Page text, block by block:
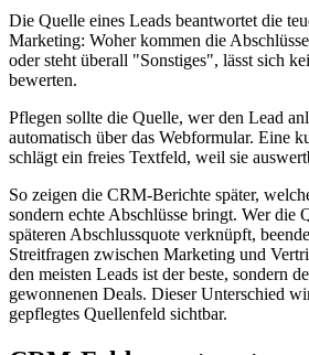
Die Quelle eines Leads beantwortet die
Marketing: Woher kommen die
oder steht überall "Sonstiges", lässt sich
bewerten.
Pflegen sollte die Quelle, wer den Lead
automatisch über das Webformular. Eine
schlägt ein freies Textfeld, weil sie
So zeigen die CRM-Berichte später,
sondern echte Abschlüsse bringt. Wer die
späteren Abschlussquote verknüpft,
Streitfragen zwischen Marketing und
den meisten Leads ist der beste, sondern
gewonnenen Deals. Dieser Unterschied
gepflegtes Quellenfeld sichtbar.